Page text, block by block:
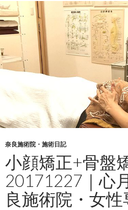
キ
ッ
プ
奈良施術院・施術日記
小顔矯正+骨盤
20171227｜心
良施術院・女性